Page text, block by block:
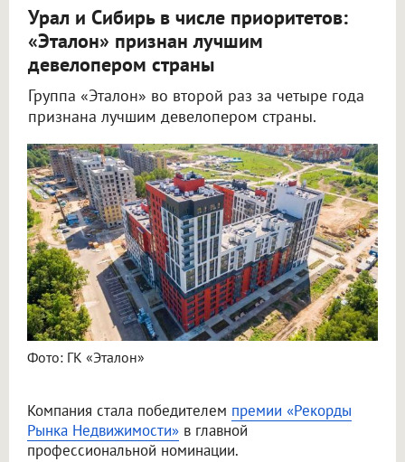
Урал и Сибирь в числе приоритетов:
«Эталон» признан лучшим
девелопером страны
Группа «Эталон» во второй раз за четыре года
признана лучшим девелопером страны.
Фото: ГК «Эталон»
Компания стала победителем премии «Рекорды
Рынка Недвижимости» в главной
профессиональной номинации.